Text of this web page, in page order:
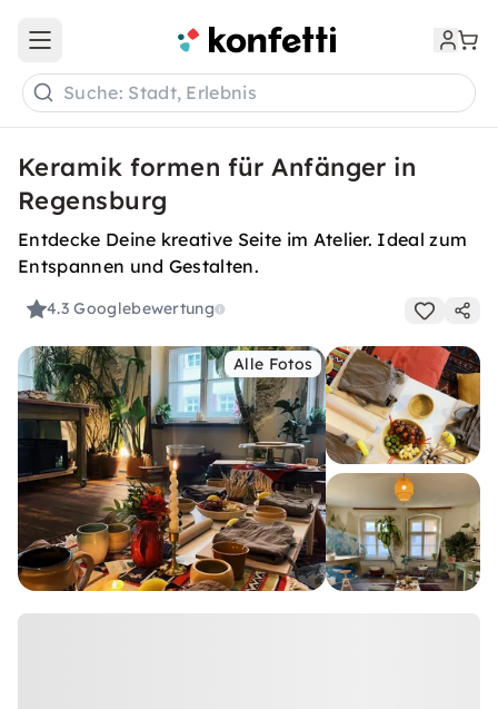
Open main menu
Suche: Stadt, Erlebnis
Keramik formen für Anfänger in
Regensburg
Entdecke Deine kreative Seite im Atelier. Ideal zum
Entspannen und Gestalten.
4.3Googlebewertung
Alle Fotos